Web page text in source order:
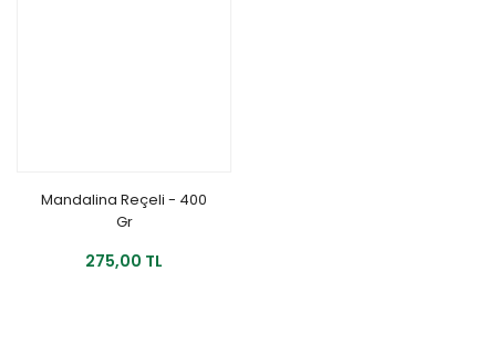
Mandalina Reçeli - 400
Gr
275,00 TL